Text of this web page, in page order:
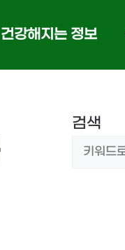
건강해지는 정보
검색